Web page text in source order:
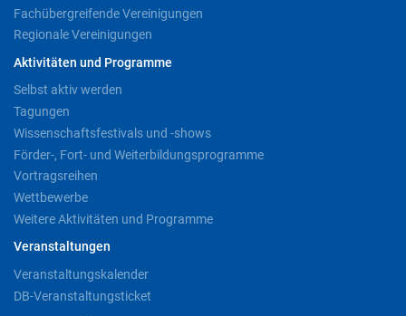
Fachübergreifende Vereinigungen
Regionale Vereinigungen
Aktivitäten und Programme
Selbst aktiv werden
Tagungen
Wissenschaftsfestivals und -shows
Förder-, Fort- und Weiterbildungsprogramme
Vortragsreihen
Wettbewerbe
Weitere Aktivitäten und Programme
Veranstaltungen
Veranstaltungskalender
DB-Veranstaltungsticket